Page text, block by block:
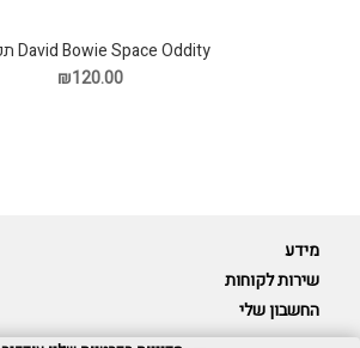
David Bowie Space Oddity תקליט
₪120.00
מידע
שירות לקוחות
החשבון שלי